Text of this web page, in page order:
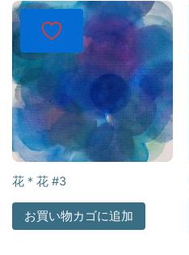
花＊花 #3
お買い物カゴに追加